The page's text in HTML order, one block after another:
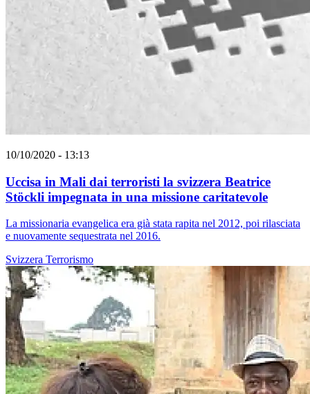
10/10/2020 - 13:13
Uccisa in Mali dai terroristi la svizzera Beatrice
Stöckli impegnata in una missione caritatevole
La missionaria evangelica era già stata rapita nel 2012, poi rilasciata
e nuovamente sequestrata nel 2016.
Svizzera Terrorismo